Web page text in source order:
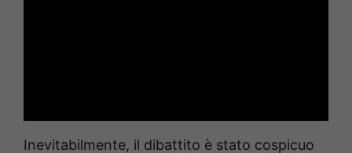
Inevitabilmente, il dibattito è stato cospicuo